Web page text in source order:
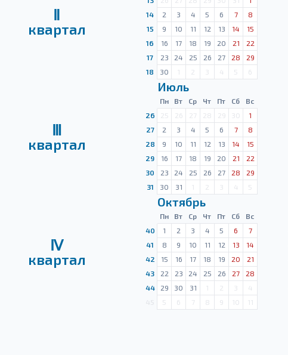
Ⅱ
квартал
14
2 3 4 5 6 7
8
15
9 10 11 12 13 14
15
16
16 17 18 19 20 21
22
17
23 24 25 26 27 28
29
18
30 1 2 3 4 5 6
Ⅲ
квартал
Июль
Пн Вт Ср Чт Пт Сб
Вс
26
25 26 27 28 29 30
1
27
2 3 4 5 6 7
8
28
9 10 11 12 13 14
15
29
16 17 18 19 20 21
22
30
23 24 25 26 27 28
29
31
30 31 1 2 3 4 5
Ⅳ
квартал
Октябрь
Пн Вт Ср Чт Пт Сб
Вс
40
1 2 3 4 5 6
7
41
8 9 10 11 12 13
14
42
15 16 17 18 19 20
21
43
22 23 24 25 26 27
28
44
29 30 31 1 2 3
4
5 6 7 8 9 10 11